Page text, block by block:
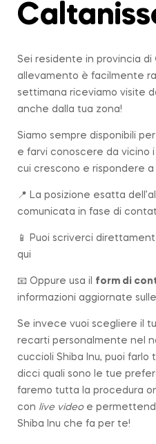
Sei residente in provincia di
allevamento è facilmente
settimana riceviamo visite
anche dalla tua zona!
Siamo sempre disponibili per
e farvi conoscere da vicino
cui crescono e rispondere a
📍 La posizione esatta
comunicata in fase di
📱 Puoi scriverci
qui
📧 Oppure usa il form di
informazioni aggiornate
Se invece vuoi scegliere il
recarti personalmente nel
cuccioli Shiba Inu, puoi farlo
dicci quali sono le tue
faremo tutta la procedura
con live videoe
Shiba Inu che fa per te!